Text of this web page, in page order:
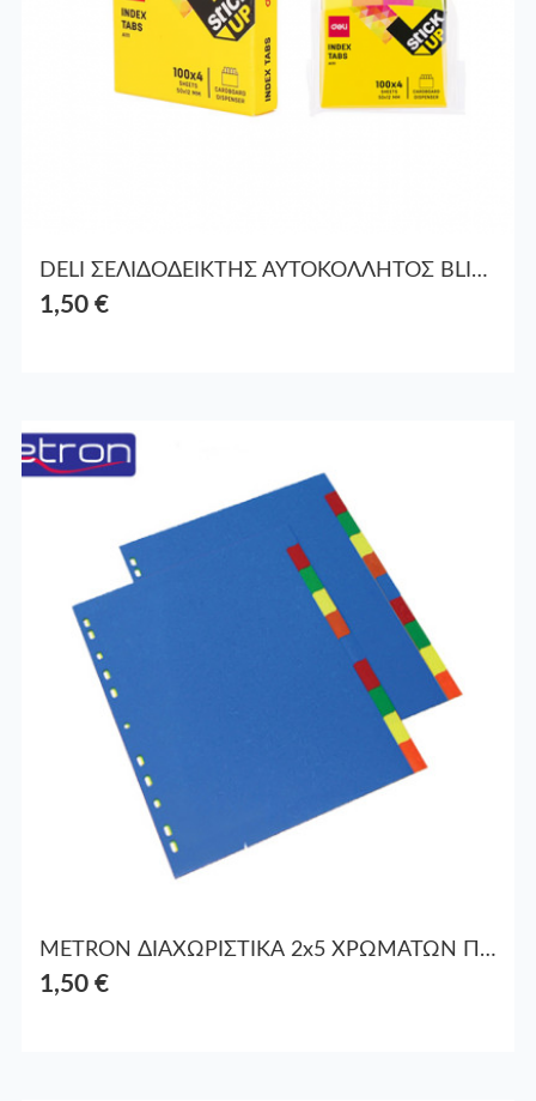
DELI ΣΕΛΙΔΟΔΕΙΚΤΗΣ ΑΥΤΟΚΟΛΛΗΤΟΣ BLISTER 4x100Φ. 50x12mm STICK UP ΑΣΣΟΡΤΙ
1,50 €
METRON ΔΙΑΧΩΡΙΣΤΙΚΑ 2x5 ΧΡΩΜΑΤΩΝ ΠΛΑΣΤ. Α4
1,50 €